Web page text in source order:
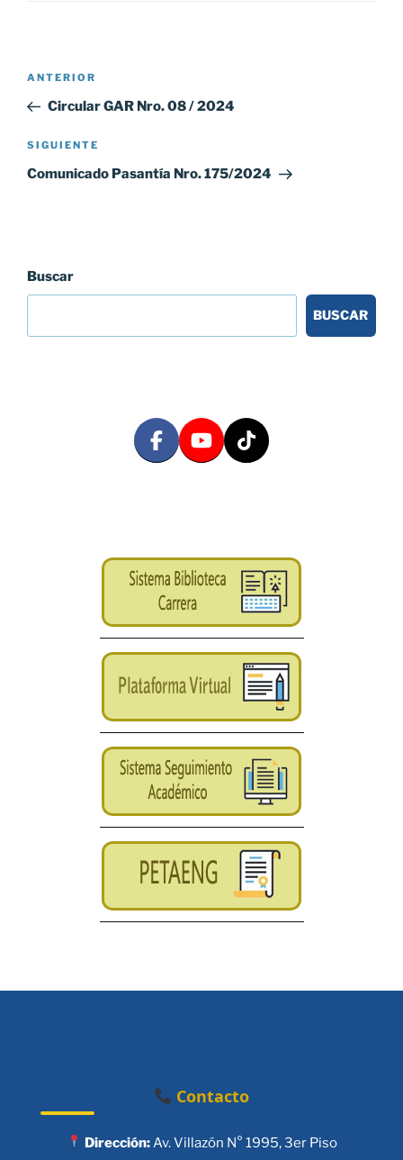
Navegación
entradas
Entrada
anterior:
ANTERIOR
Circular GAR Nro. 08 / 2024
Siguiente
entrada
SIGUIENTE
Comunicado Pasantía Nro. 175/2024
Buscar
BUSCAR
Contacto
Dirección:Av. Villazón N° 1995, 3er Piso